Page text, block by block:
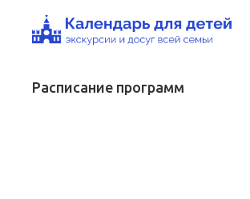
Расписание программ